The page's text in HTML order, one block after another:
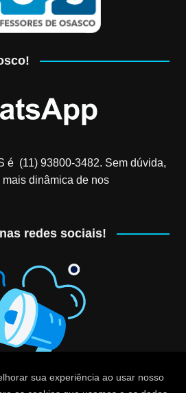
é (11) 93800-3482‬. Sem dúvida,
dinâmica de nos
redes sociais!
sua experiência ao usar nosso